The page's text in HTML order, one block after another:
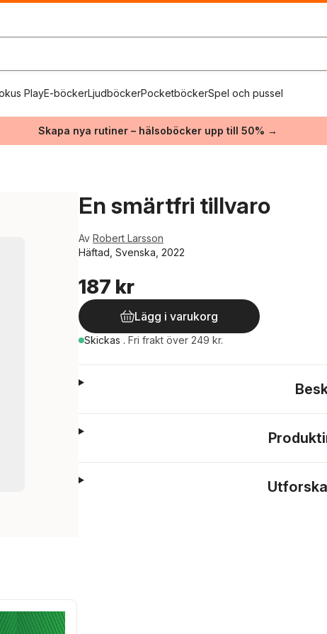
PlayE-böckerLjudböckerPocketböckerSpel och pussel
Skapa nya rutiner – hälsoböcker upp till 50% →
En smärtfri tillvaro
Av Robert Larsson
Häftad, Svenska, 2022
187 kr
Lägg i varukorg
Skickas . Fri frakt över 249 kr.